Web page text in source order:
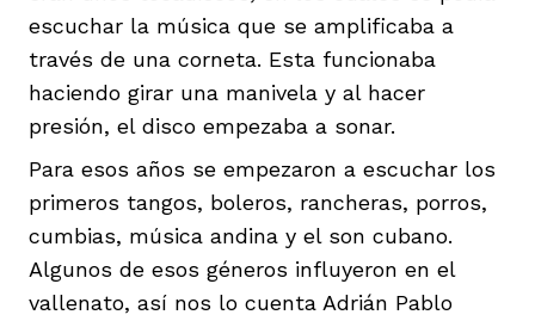
escuchar la música que se amplificaba a
través de una corneta. Esta funcionaba
haciendo girar una manivela y al hacer
presión, el disco empezaba a sonar.
Para esos años se empezaron a escuchar los
primeros tangos, boleros, rancheras, porros,
cumbias, música andina y el son cubano.
Algunos de esos géneros influyeron en el
vallenato, así nos lo cuenta Adrián Pablo